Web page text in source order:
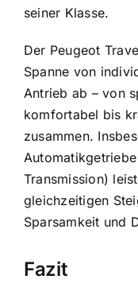
seiner Klasse.
Der Peugeot
Spanne von
Antrieb ab – von
komfortabel bis
zusammen.
Transmission)
gleichzeitigen
Sparsamkeit und
Fazit